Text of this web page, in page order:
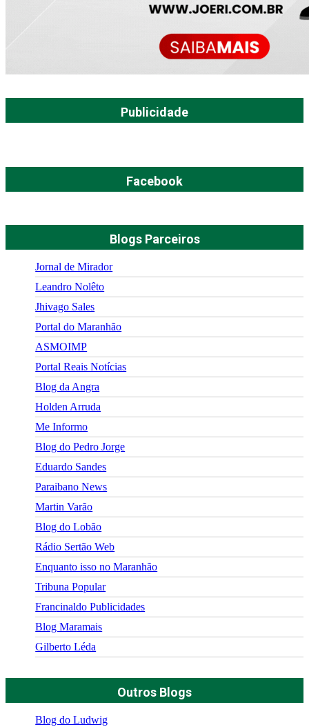
Publicidade
Facebook
Blogs Parceiros
Jornal de Mirador
Leandro Nolêto
Jhivago Sales
Portal do Maranhão
ASMOIMP
Portal Reais Notí­cias
Blog da Angra
Holden Arruda
Me Informo
Blog do Pedro Jorge
Eduardo Sandes
Paraibano News
Martin Varão
Blog do Lobão
Rádio Sertão Web
Enquanto isso no Maranhão
Tribuna Popular
Francinaldo Publicidades
Blog Maramais
Gilberto Léda
Outros Blogs
Blog do Ludwig